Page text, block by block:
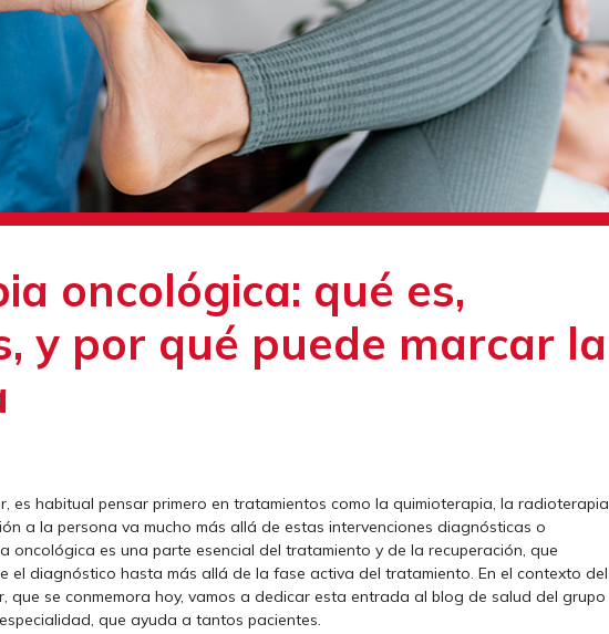
oncológica: qué es,
y por qué puede marcar la
es habitual pensar primero en tratamientos como la quimioterapia, la radioterapia
a la persona va mucho más allá de estas intervenciones diagnósticas o
oncológica es una parte esencial del tratamiento y de la recuperación, que
el diagnóstico hasta más allá de la fase activa del tratamiento. En el contexto del
que se conmemora hoy, vamos a dedicar esta entrada al blog de salud del grupo
que ayuda a tantos pacientes.